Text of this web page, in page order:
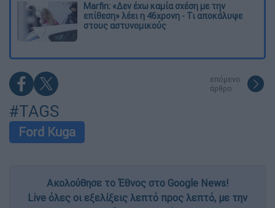
Marfin: «Δεν έχω καμία σχέση με την
επίθεση» λέει η 46χρονη - Τι αποκάλυψε
στους αστυνομικούς
επόμενο
άρθρο
#TAGS
Ford Kuga
Ακολούθησε το Έθνος στο Google News!
Live όλες οι εξελίξεις λεπτό προς λεπτό, με την